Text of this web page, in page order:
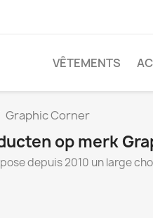
VÊTEMENTS
Graphic Corner
op merk
depuis 2010 un large